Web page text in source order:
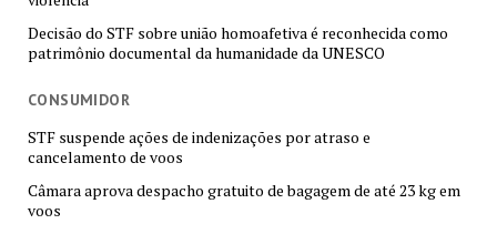
Decisão do STF sobre união homoafetiva é reconhecida como
patrimônio documental da humanidade da UNESCO
CONSUMIDOR
STF suspende ações de indenizações por atraso e
cancelamento de voos
Câmara aprova despacho gratuito de bagagem de até 23 kg em
voos